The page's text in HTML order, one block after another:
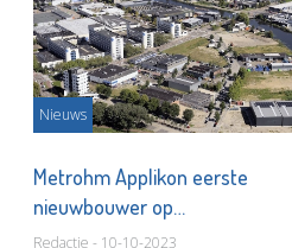
Nieuws
Metrohm Applikon eerste
nieuwbouwer op
mechatronicacampus
Redactie - 10-10-2023